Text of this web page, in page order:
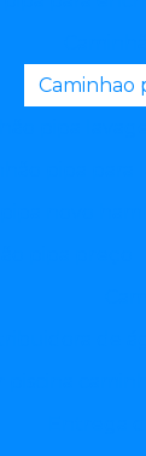
Caminhao